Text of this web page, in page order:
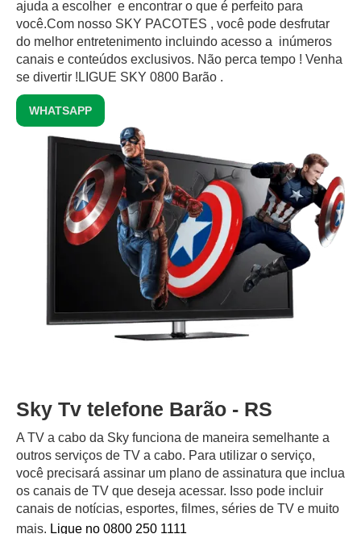
ajuda a escolher e encontrar o que é perfeito para
você.Com nosso SKY PACOTES , você pode desfrutar
do melhor entretenimento incluindo acesso a inúmeros
canais e conteúdos exclusivos.‍ Não perca tempo ! Venha
se divertir !LIGUE SKY 0800 Barão .
WHATSAPP
Sky Tv telefone Barão - RS
A TV a cabo da Sky funciona de maneira semelhante a
outros serviços de TV a cabo. Para utilizar o serviço,
você precisará assinar um plano de assinatura que inclua
os canais de TV que deseja acessar. Isso pode incluir
canais de notícias, esportes, filmes, séries de TV e muito
mais. Ligue no 0800 250 1111